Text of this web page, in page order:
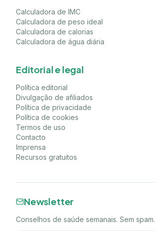
Calculadora de IMC
Calculadora de peso ideal
Calculadora de calorias
Calculadora de água diária
Editorial e legal
Política editorial
Divulgação de afiliados
Política de privacidade
Política de cookies
Termos de uso
Contacto
Imprensa
Recursos gratuitos
Newsletter
Conselhos de saúde semanais. Sem spam.